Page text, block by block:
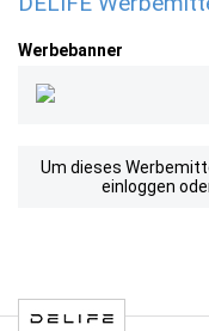
Werbebanner
Um dieses
einloggen